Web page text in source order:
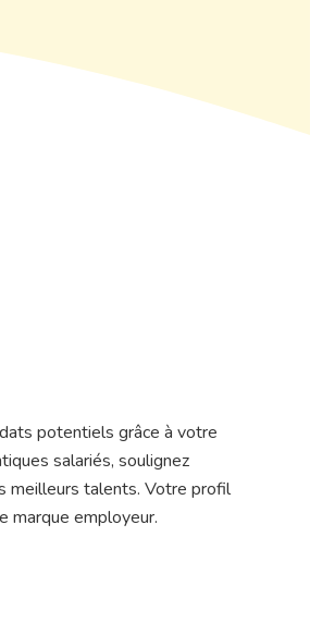
potentiels grâce à votre
salariés, soulignez
meilleurs talents. Votre profil
marque employeur.